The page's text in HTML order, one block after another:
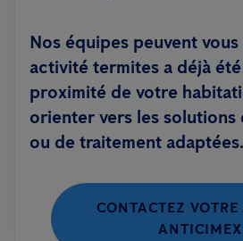
Nos équipes peuvent
activité termites a déjà été
proximité de votre
orienter vers les solutions
ou de traitement adaptées.
CONTACTEZ VOTRE
ANTICIMEX